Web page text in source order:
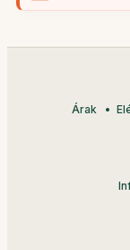
Árak